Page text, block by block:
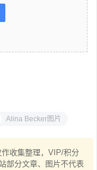
Alina Becker图片
收集整理，VIP/积分
部分文章、图片不代表